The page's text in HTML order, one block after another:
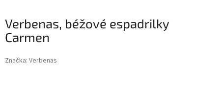
Verbenas, béžové espadrilky
Carmen
Značka: Verbenas